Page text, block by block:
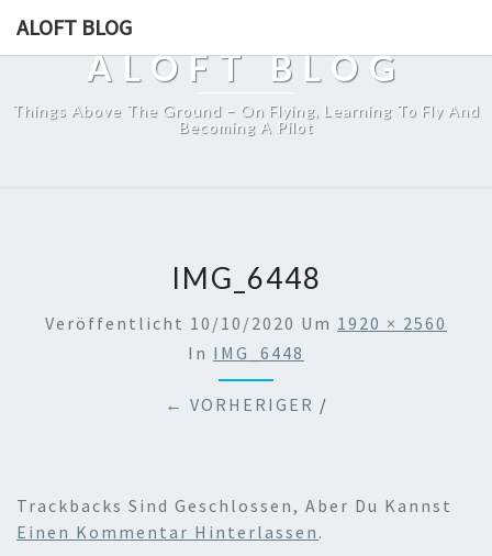
ALOFT BLOG
ALOFT BLOG
Things Above The Ground – On Flying, Learning To Fly And
Becoming A Pilot
IMG_6448
Veröffentlicht 10/10/2020 Um 1920 × 2560
In IMG_6448
← VORHERIGER /
Trackbacks Sind Geschlossen, Aber Du Kannst
Einen Kommentar Hinterlassen .